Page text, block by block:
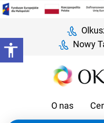
Nowy
O nas